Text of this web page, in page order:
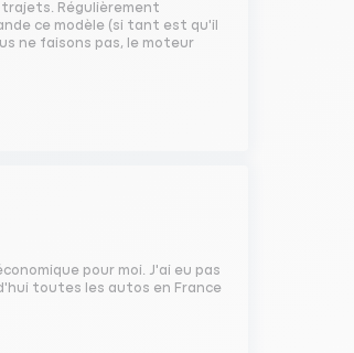
Régulièrement
ce modèle (si tant est qu'il
ne faisons pas, le moteur
pour moi. J'ai eu pas
toutes les autos en France